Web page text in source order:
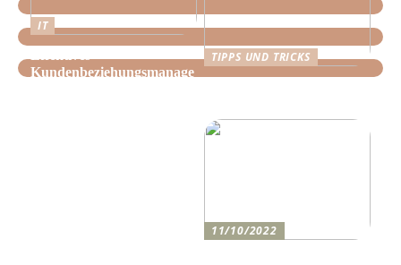
IT
Kundenbeziehungsmanage
TIPPS UND TRICKS
11/10/2022